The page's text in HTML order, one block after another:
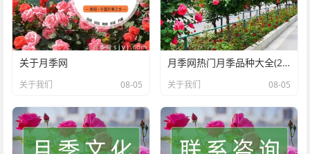
关于月季网
关于我们 08-05
月季网热门月季品种大全(2026年)
关于我们 08-05